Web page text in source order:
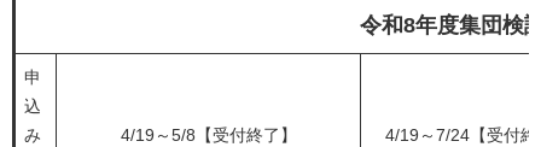
令和8年度集団検
申
込
み
4/19～5/8【受付終了】 4/19～7/24【受付終